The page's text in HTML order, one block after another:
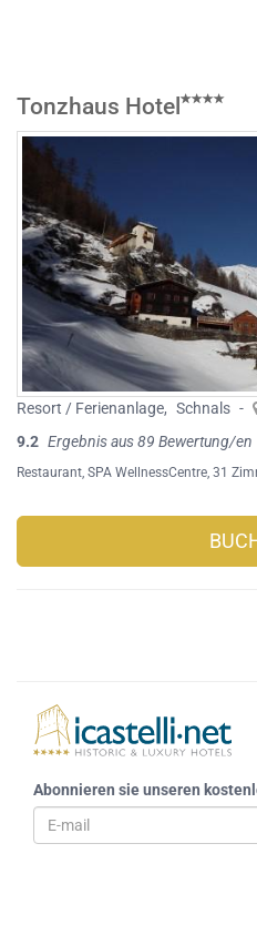
Tonzhaus Hotel
Resort / Ferienanlage, Schnals -
9.2 Ergebnis aus 89 Bewertung/en
Restaurant SPA WellnessCentre , 31
Abonnieren sie unseren